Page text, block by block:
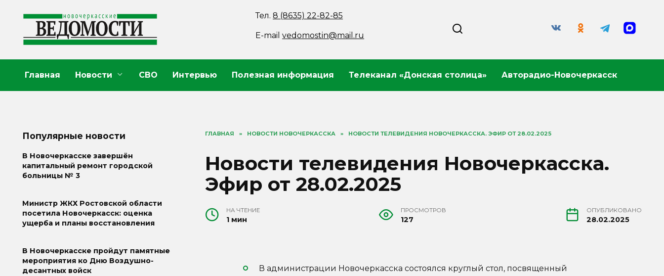
содержанию
Тел.8 (8635) 22-82-85
E-mailvedomostin@mail.ru
Главная Новости СВО Интервью Полезная информация Телеканал «Донская столица» Авторадио-Новочеркасск
ГЛАВНАЯ » НОВОСТИ НОВОЧЕРКАССКА » НОВОСТИ ТЕЛЕВИДЕНИЯ НОВОЧЕРКАССКА. ЭФИР ОТ 28.02.2025
Новости телевидения Новочеркасска.
Эфир от 28.02.2025
НА ЧТЕНИЕ
1 мин
ПРОСМОТРОВ
127
ОПУБЛИКОВАНО
28.02.2025
В администрации Новочеркасска состоялся круглый стол, посвященный
Популярные новости
В Новочеркасске завершён
капитальный ремонт городской
больницы № 3
Министр ЖКХ Ростовской области
посетила Новочеркасск: оценка
ущерба и планы восстановления
В Новочеркасске пройдут памятные
мероприятия ко Дню Воздушно-
десантных войск